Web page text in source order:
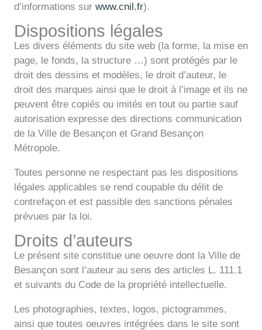
d’informations sur www.cnil.fr).
Dispositions légales
Les divers éléments du site web (la forme, la mise en
page, le fonds, la structure …) sont protégés par le
droit des dessins et modèles, le droit d’auteur, le
droit des marques ainsi que le droit à l’image et ils ne
peuvent être copiés ou imités en tout ou partie sauf
autorisation expresse des directions communication
de la Ville de Besançon et Grand Besançon
Métropole.
Toutes personne ne respectant pas les dispositions
légales applicables se rend coupable du délit de
contrefaçon et est passible des sanctions pénales
prévues par la loi.
Droits d’auteurs
Le présent site constitue une oeuvre dont la Ville de
Besançon sont l’auteur au sens des articles L. 111.1
et suivants du Code de la propriété intellectuelle.
Les photographies, textes, logos, pictogrammes,
ainsi que toutes oeuvres intégrées dans le site sont